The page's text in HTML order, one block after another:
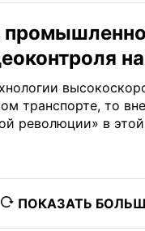
транспорте, то
революции» в
ПОКАЗАТЬ